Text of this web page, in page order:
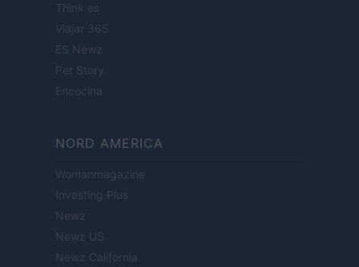
Think.es
Viajar 365
ES Newz
Pet Story
Encocina
NORD AMERICA
Womanmagazine
Investing Plus
Newz
Newz US
Newz California